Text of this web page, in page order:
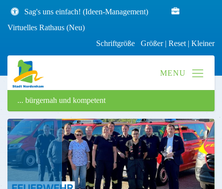
Sag's uns einfach! (Ideen-Management)
Virtuelles Rathaus (Neu)
Schriftgröße Größer| Reset | Kleiner
... bürgernah und kompetent